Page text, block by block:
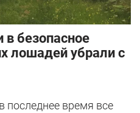
в безопасное
лошадей убрали с
последнее время все